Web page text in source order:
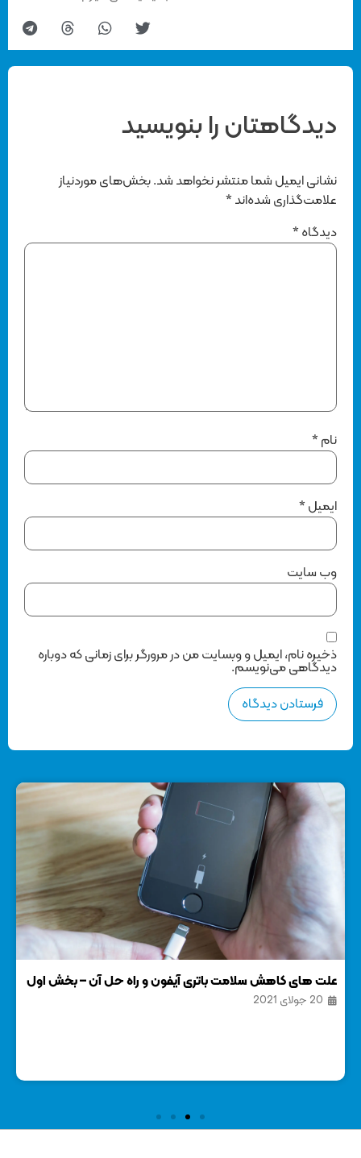
دیدگاهتان را بنویسید
نشانی ایمیل شما منتشر نخواهد شد. بخش‌های موردنیاز
علامت‌گذاری شده‌اند*
دیدگاه*
*
ایمیل*
وب‌ سایت
ذخیره نام، ایمیل و وبسایت من در مرورگر برای زمانی که دوباره
دیدگاهی می‌نویسم.
علت های کاهش سلامت باتری آیفون و راه حل آن – بخش اول
20 جولای 2021